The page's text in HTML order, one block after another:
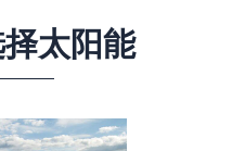
太阳能